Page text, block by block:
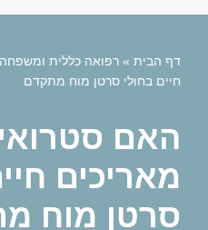
דף הבית » רפואה כללית ומשפחה
חיים בחולי סרטן מוח מתקדם
האם
מאריכים
סרטן מוח